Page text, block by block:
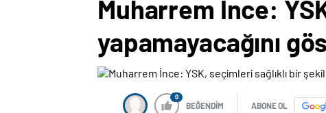
Muharrem İnce:
yapamayacağını
0
BEĞENDİM ABONE OL